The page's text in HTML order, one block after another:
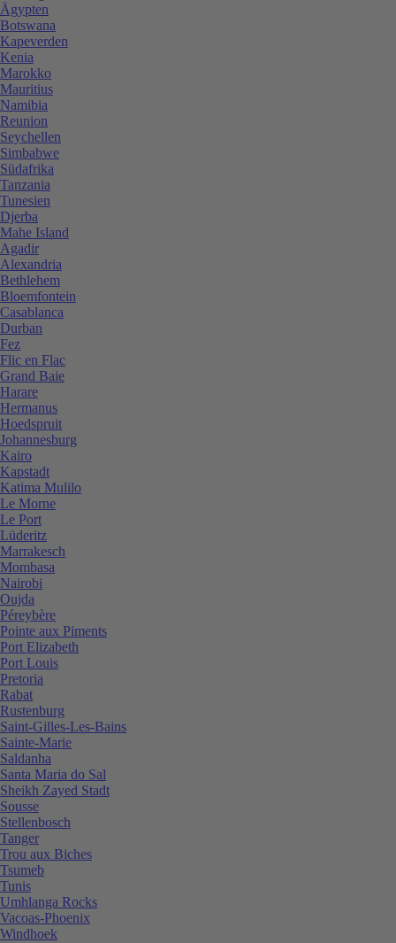
Ägypten
Botswana
Kapeverden
Kenia
Marokko
Mauritius
Namibia
Reunion
Seychellen
Simbabwe
Südafrika
Tanzania
Tunesien
Djerba
Mahe Island
Agadir
Alexandria
Bethlehem
Bloemfontein
Casablanca
Durban
Fez
Flic en Flac
Grand Baie
Harare
Hermanus
Hoedspruit
Johannesburg
Kairo
Kapstadt
Katima Mulilo
Le Morne
Le Port
Lüderitz
Marrakesch
Mombasa
Nairobi
Oujda
Péreybère
Pointe aux Piments
Port Elizabeth
Port Louis
Pretoria
Rabat
Rustenburg
Saint-Gilles-Les-Bains
Sainte-Marie
Saldanha
Santa Maria do Sal
Sheikh Zayed Stadt
Sousse
Stellenbosch
Tanger
Trou aux Biches
Tsumeb
Tunis
Umhlanga Rocks
Vacoas-Phoenix
Windhoek